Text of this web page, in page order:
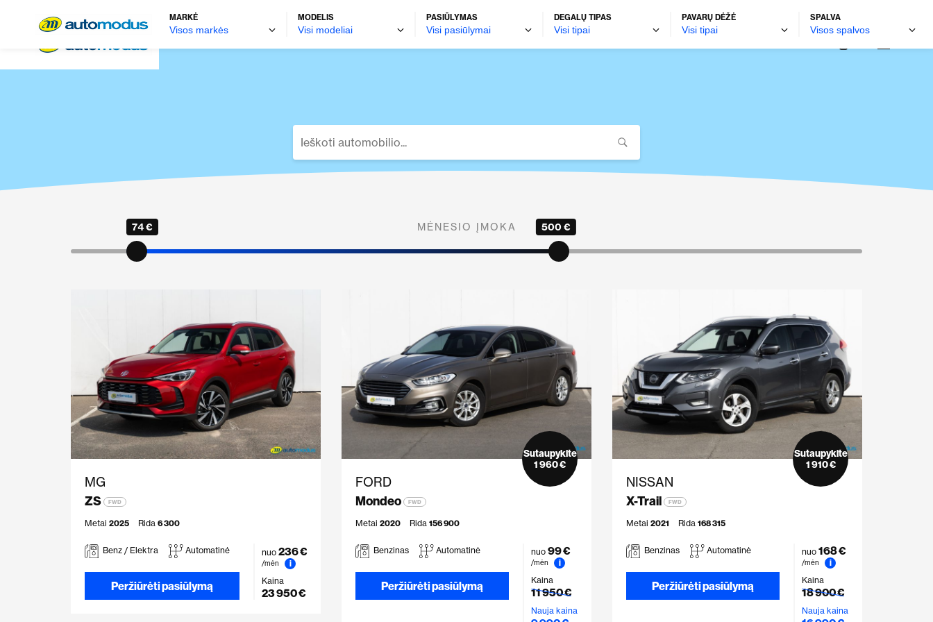
MARKĖ MODELIS PASIŪLYMAS DEGALŲ TIPAS PAVARŲ DĖŽĖ SPALVA
MĖNESIO ĮMOKA
74 € 500 €
MG
ZS
FWD
Metai 2025 Rida 6 300
Benz / Elektra Automatinė
Peržiūrėti pasiūlymą
nuo 236 €
/mėn
i
Kaina
23 950 €
FORD
Mondeo
FWD
Metai 2020 Rida 156 900
Sutaupykite
1 960 €
Benzinas Automatinė
Peržiūrėti pasiūlymą
nuo 99 €
/mėn
i
Kaina
11 950 €
Nauja kaina
NISSAN
X-Trail
FWD
Metai 2021 Rida 168 315
Sutaupykite
1 910 €
Benzinas Automatinė
Peržiūrėti pasiūlymą
nuo 168 €
/mėn
i
Kaina
18 900 €
Nauja kaina